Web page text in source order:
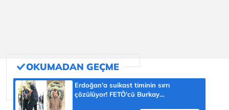
Erdoğan'a suikast timinin sırrı
çözülüyor! FETÖ'cü Burkay